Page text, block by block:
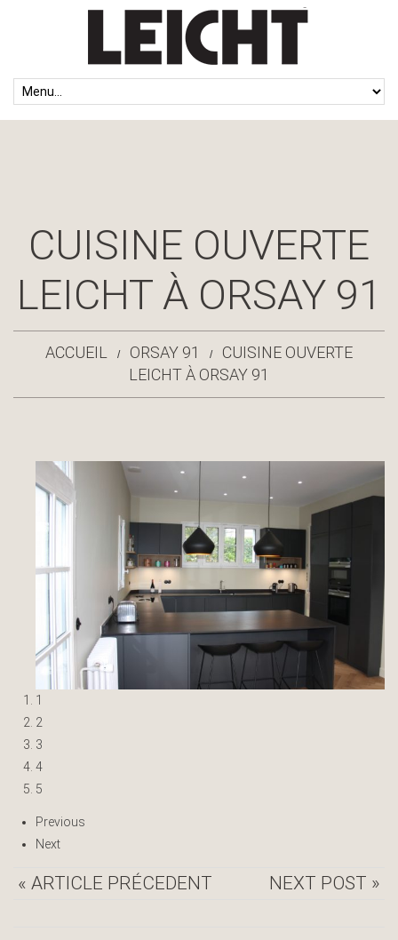
CUISINE OUVERTE
LEICHT À ORSAY 91
ACCUEIL ORSAY 91
CUISINE OUVERTE
LEICHT À ORSAY 91
1
2
3
4
5
Previous
Next
« ARTICLE PRÉCEDENT NEXT POST »